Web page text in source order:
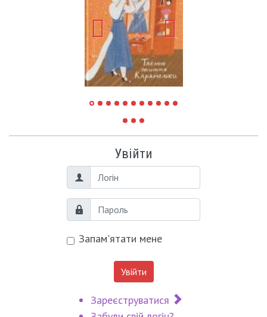
Увійти
Логін
Пароль
Запам'ятати мене
Увійти
Зареєструватися